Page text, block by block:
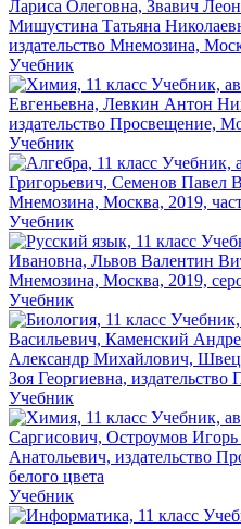
Учебник
Учебник
Учебник
Учебник
Учебник
Учебник